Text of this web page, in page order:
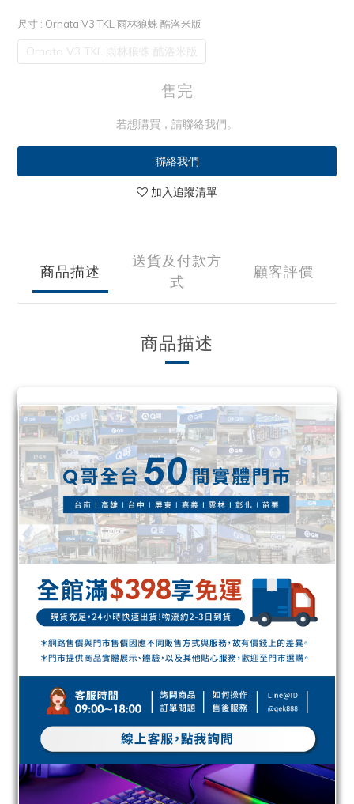
尺寸 : Ornata V3 TKL 雨林狼蛛 酷洛米版
Ornata V3 TKL 雨林狼蛛 酷洛米版
售完
若想購買，請聯絡我們。
聯絡我們
加入追蹤清單
商品描述
送貨及付款方
式
顧客評價
商品描述